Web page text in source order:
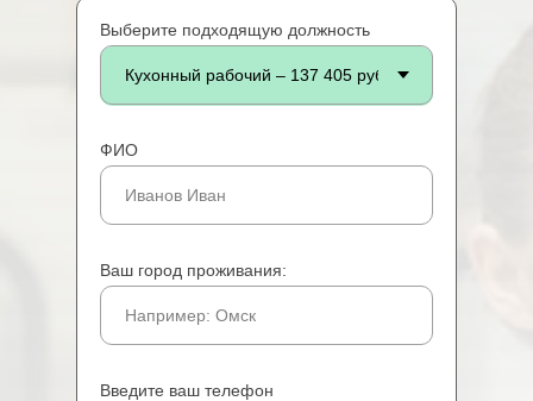
Выберите подходящую должность
ФИО
Ваш город проживания:
Введите ваш телефон